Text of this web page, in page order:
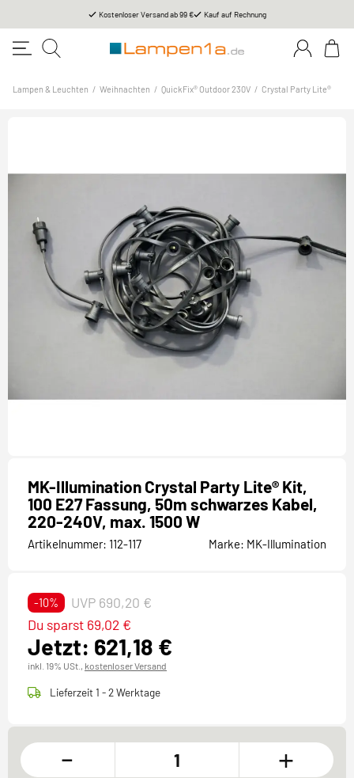
Kostenloser Versand ab 99 € Kauf auf Rechnung
Lampen & Leuchten / Weihnachten / QuickFix® Outdoor 230V / Crystal Party Lite®
MK-Illumination Crystal Party Lite® Kit,
100 E27 Fassung, 50m schwarzes Kabel,
220-240V, max. 1500 W
Artikelnummer: 112-117 Marke: MK-Illumination
-10% UVP 690,20 €
Jetzt: 621,18 €
Du sparst 69,02 €
inkl. 19% USt., kostenloser Versand
Lieferzeit 1 - 2 Werktage
- +